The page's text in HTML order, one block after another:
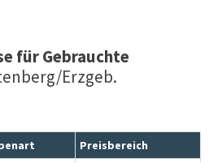
für Gebrauchte
Erzgeb.
Preisbereich